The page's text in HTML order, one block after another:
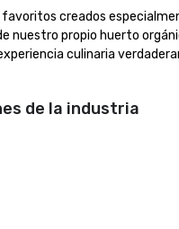
creados
propio huerto
culinaria
de la industria